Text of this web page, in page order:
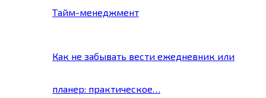
Тайм-менеджмент
Как не забывать вести ежедневник или
планер: практическое…